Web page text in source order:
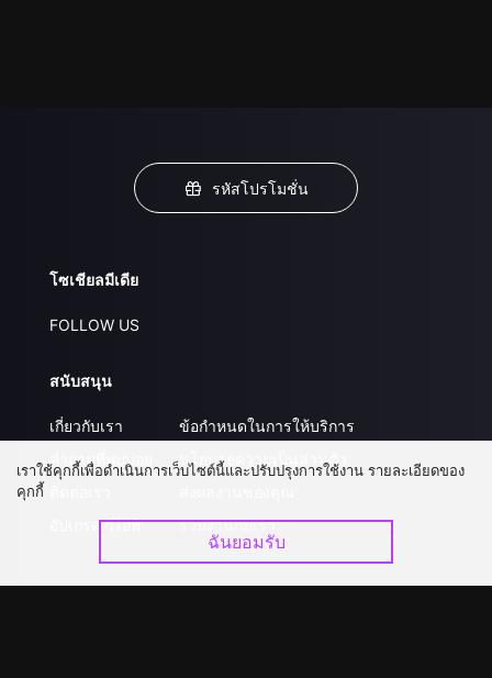
รหัสโปรโมชั่น
โซเชียลมีเดีย
FOLLOW US
สนับสนุน
เกี่ยวกับเรา
คำถามที่พบบ่อย
อัปเกรด วีไอพี
ข้อกำหนดในการให้บริการ
นโยบายความเป็นส่วนตัว
ร่วมงานกับเรา
เราใช้คุกกี้เพื่อดำเนินการเว็บไซต์นี้และปรับปรุงการใช้งาน รายละเอียดของ
คุกกี้
ฉันยอมรับ